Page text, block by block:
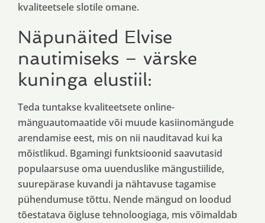
kvaliteetsele slotile omane.
Näpunäited Elvise
nautimiseks – värske
kuninga elustiil:
Teda tuntakse kvaliteetsete online-
mänguautomaatide või muude kasiinomängude
arendamise eest, mis on nii nauditavad kui ka
mõistlikud. Bgamingi funktsioonid saavutasid
populaarsuse oma uuenduslike mängustiilide,
suurepärase kuvandi ja nähtavuse tagamise
pühendumuse tõttu. Nende mängud on loodud
tõestatava õigluse tehnoloogiaga, mis võimaldab